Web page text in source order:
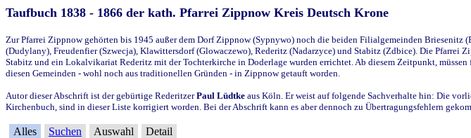
Taufbuch 1838 - 1866 der kath. Pfarrei Zippnow Kreis Deutsch Krone
Zur Pfarrei Zippnow gehörten bis 1945 außer dem Dorf Zippnow (Sypnywo) noch die beiden Filialgemeinden
(Dudylany), Freudenfier (Szwecja), Klawittersdorf (Glowaczewo), Rederitz (Nadarzyce) und Stabitz (Zdbice). Die
Stabitz und ein Lokalvikariat Rederitz mit der Tochterkirche in Doderlage wurden errichtet. Ab diesem Zeitpunkt,
diesen Gemeinden - wohl noch aus traditionellen Gründen - in Zippnow getauft worden.
Autor dieser Abschrift ist der gebürtige RederitzerPaul Lüdtke aus Köln. Er weist auf folgende Sachverhalte hin: Die
Kirchenbuch, sind in dieser Liste korrigiert worden. Bei der Abschrift kann es aber dennoch zu Übertragungsfehlern
Alles Suchen Auswahl Detail